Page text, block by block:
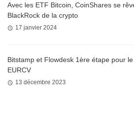
Avec les ETF Bitcoin, CoinShares se
BlackRock de la crypto
17 janvier 2024
Bitstamp et Flowdesk 1ère étape pour
EURCV
13 décembre 2023